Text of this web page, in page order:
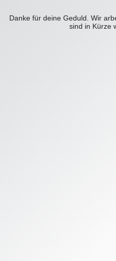
Danke für deine Geduld. Wir
sind in Kürze